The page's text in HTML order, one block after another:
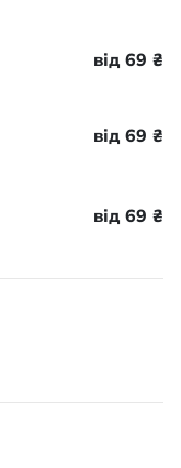
від 69 ₴
від 69 ₴
від 69 ₴